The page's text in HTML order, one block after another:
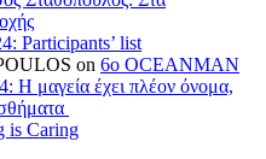
Participants’ list
on 6ο OCEANMAN
Η μαγεία έχει πλέον όνομα,
is Caring